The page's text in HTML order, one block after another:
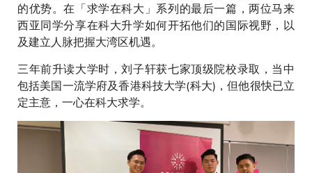
的优势。在「求学在科大」系列的最后一篇，两位马来
西亚同学分享在科大升学如何开拓他们的国际视野，以
及建立人脉把握大湾区机遇。
三年前升读大学时，刘子轩获七家顶级院校录取，当中
包括美国一流学府及香港科技大学(科大)，但他很快已立
定主意，一心在科大求学。